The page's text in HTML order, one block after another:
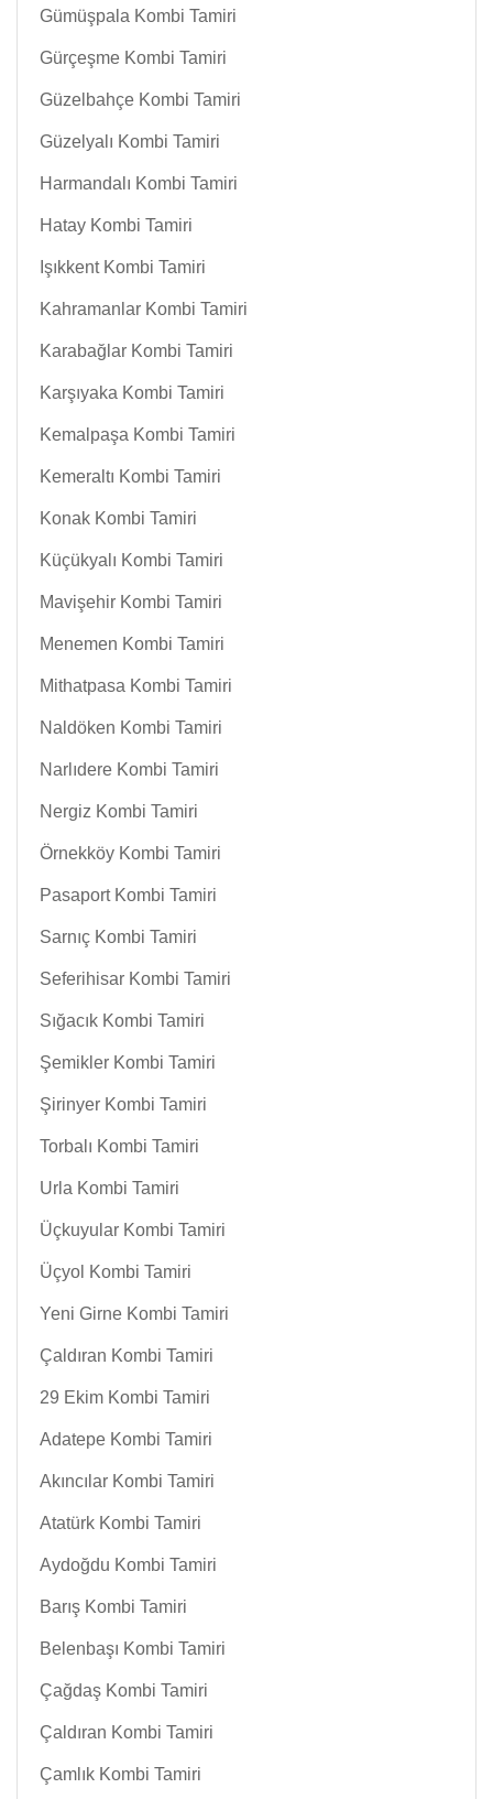
Gümüşpala Kombi Tamiri
Gürçeşme Kombi Tamiri
Güzelbahçe Kombi Tamiri
Güzelyalı Kombi Tamiri
Harmandalı Kombi Tamiri
Hatay Kombi Tamiri
Işıkkent Kombi Tamiri
Kahramanlar Kombi Tamiri
Karabağlar Kombi Tamiri
Karşıyaka Kombi Tamiri
Kemalpaşa Kombi Tamiri
Kemeraltı Kombi Tamiri
Konak Kombi Tamiri
Küçükyalı Kombi Tamiri
Mavişehir Kombi Tamiri
Menemen Kombi Tamiri
Mithatpasa Kombi Tamiri
Naldöken Kombi Tamiri
Narlıdere Kombi Tamiri
Nergiz Kombi Tamiri
Örnekköy Kombi Tamiri
Pasaport Kombi Tamiri
Sarnıç Kombi Tamiri
Seferihisar Kombi Tamiri
Sığacık Kombi Tamiri
Şemikler Kombi Tamiri
Şirinyer Kombi Tamiri
Torbalı Kombi Tamiri
Urla Kombi Tamiri
Üçkuyular Kombi Tamiri
Üçyol Kombi Tamiri
Yeni Girne Kombi Tamiri
Çaldıran Kombi Tamiri
29 Ekim Kombi Tamiri
Adatepe Kombi Tamiri
Akıncılar Kombi Tamiri
Atatürk Kombi Tamiri
Aydoğdu Kombi Tamiri
Barış Kombi Tamiri
Belenbaşı Kombi Tamiri
Çağdaş Kombi Tamiri
Çaldıran Kombi Tamiri
Çamlık Kombi Tamiri